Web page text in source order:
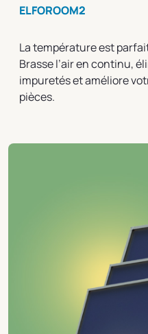
ELFOROOM2
La température est
Brasse l’air en continu,
impuretés et améliore
pièces.